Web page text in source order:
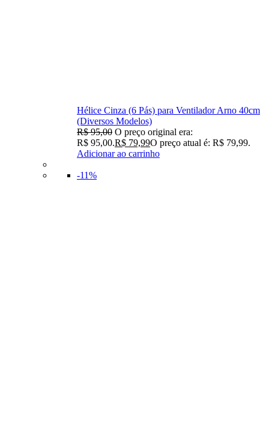
Hélice Cinza (6 Pás) para Ventilador Arno 40cm
(Diversos Modelos)
R$95,00 O preço original era:
R$ 95,00.R$ 79,99O preço atual é: R$ 79,99.
Adicionar ao carrinho
-11%